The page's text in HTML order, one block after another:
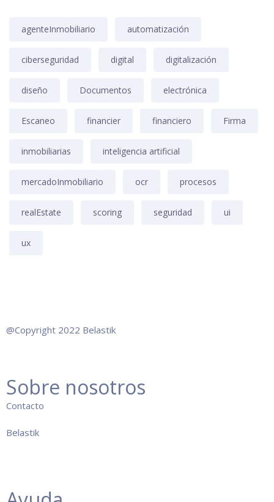
agenteInmobiliario automatización
ciberseguridad digital digitalización
diseño Documentos electrónica
Escaneo financier financiero Firma
inmobiliarias inteligencia artificial
mercadoInmobiliario ocr procesos
realEstate scoring seguridad ui
ux
@Copyright 2022 Belastik
Sobre nosotros
Contacto
Belastik